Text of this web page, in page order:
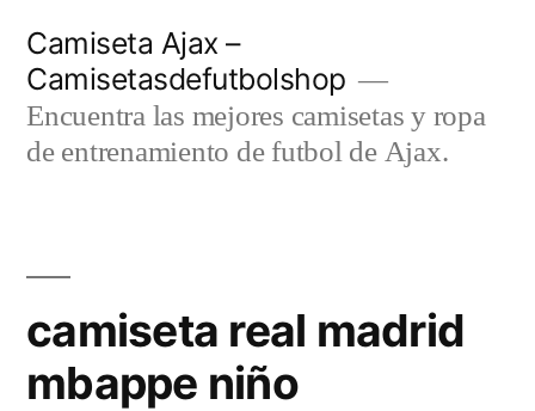
contenido
Camiseta Ajax –
Camisetasdefutbolshop
Encuentra las mejores camisetas y ropa
de entrenamiento de futbol de Ajax.
camiseta real madrid
mbappe niño